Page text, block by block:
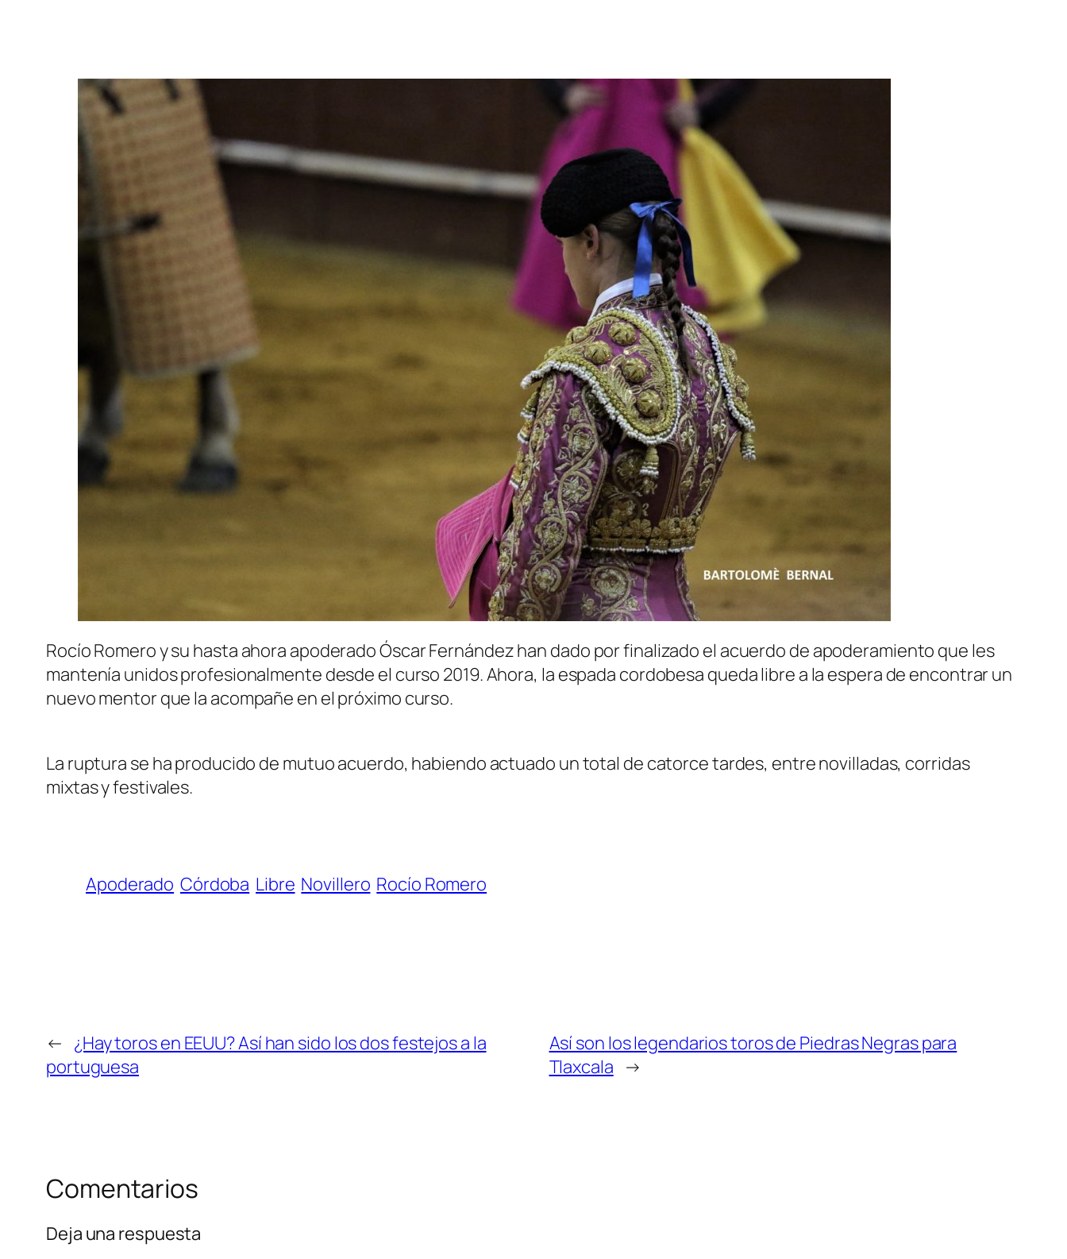
Rocío Romero y su hasta ahora apoderado Óscar Fernández han dado por finalizado el acuerdo de apoderamiento que les
mantenía unidos profesionalmente desde el curso 2019. Ahora, la espada cordobesa queda libre a la espera de encontrar un
nuevo mentor que la acompañe en el próximo curso.
La ruptura se ha producido de mutuo acuerdo, habiendo actuado un total de catorce tardes, entre novilladas, corridas
mixtas y festivales.
Apoderado Córdoba Libre Novillero Rocío Romero
← ¿Hay toros en EEUU? Así han sido los dos festejos a la
portuguesa
Así son los legendarios toros de Piedras Negras para
Tlaxcala →
Comentarios
Deja una respuesta